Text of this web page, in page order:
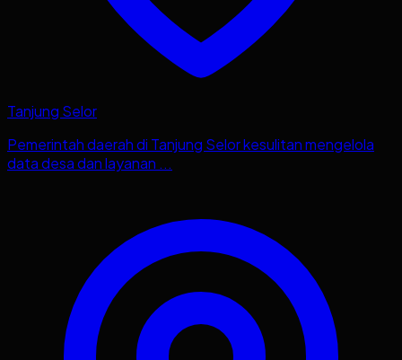
Tanjung Selor
Pemerintah daerah di Tanjung Selor kesulitan mengelola
data desa dan layanan ...